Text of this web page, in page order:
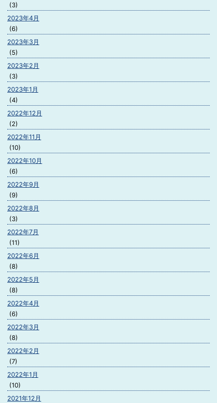
(3)
2023年4月
(6)
2023年3月
(5)
2023年2月
(3)
2023年1月
(4)
2022年12月
(2)
2022年11月
(10)
2022年10月
(6)
2022年9月
(9)
2022年8月
(3)
2022年7月
(11)
2022年6月
(8)
2022年5月
(8)
2022年4月
(6)
2022年3月
(8)
2022年2月
(7)
2022年1月
(10)
2021年12月